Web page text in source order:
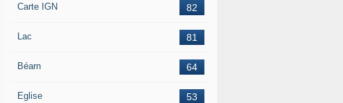
82
Carte IGN
81
Lac
64
Béarn
53
Eglise